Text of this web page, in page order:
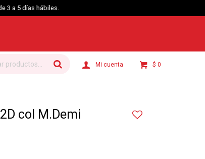
$ 0
col M.Demi